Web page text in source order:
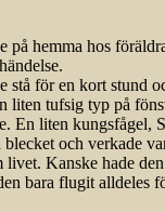
på hemma hos
stå för en kort stund
liten tufsig typ på
En liten kungsfågel,
och verkade
livet. Kanske hade
bara flugit alldeles